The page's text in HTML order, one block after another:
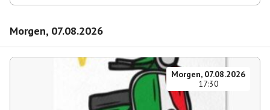
Morgen, 07.08.2026
Morgen, 07.08.2026
17:30